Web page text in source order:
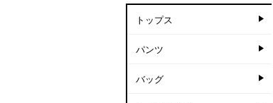
トップス
パンツ
バッグ